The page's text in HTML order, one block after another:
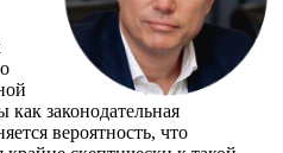
законодательная
вероятность, что